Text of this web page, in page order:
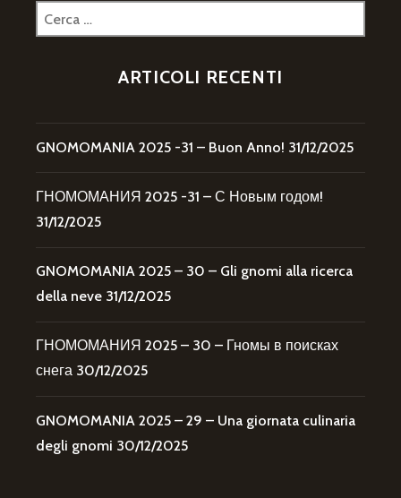
Ricerca
per:
ARTICOLI RECENTI
GNOMOMANIA 2025 -31 – Buon Anno! 31/12/2025
ГНОМОМАНИЯ 2025 -31 – С Новым годом!
31/12/2025
GNOMOMANIA 2025 – 30 – Gli gnomi alla ricerca
della neve 31/12/2025
ГНОМОМАНИЯ 2025 – 30 – Гномы в поисках
снега 30/12/2025
GNOMOMANIA 2025 – 29 – Una giornata culinaria
degli gnomi 30/12/2025